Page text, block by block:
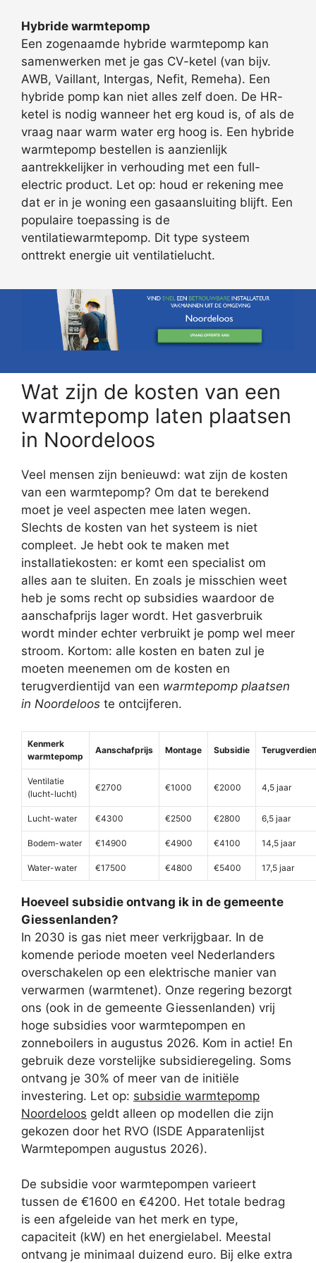
Hybride warmtepomp
Een zogenaamde hybride warmtepomp kan
samenwerken met je gas CV-ketel (van bijv.
AWB, Vaillant, Intergas, Nefit, Remeha). Een
hybride pomp kan niet alles zelf doen. De HR-
ketel is nodig wanneer het erg koud is, of als de
vraag naar warm water erg hoog is. Een hybride
warmtepomp bestellen is aanzienlijk
aantrekkelijker in verhouding met een full-
electric product. Let op: houd er rekening mee
dat er in je woning een gasaansluiting blijft. Een
populaire toepassing is de
ventilatiewarmtepomp. Dit type systeem
onttrekt energie uit ventilatielucht.
Wat zijn de kosten van een
warmtepomp laten plaatsen
in Noordeloos
Veel mensen zijn benieuwd: wat zijn de kosten
van een warmtepomp? Om dat te berekend
moet je veel aspecten mee laten wegen.
Slechts de kosten van het systeem is niet
compleet. Je hebt ook te maken met
installatiekosten: er komt een specialist om
alles aan te sluiten. En zoals je misschien weet
heb je soms recht op subsidies waardoor de
aanschafprijs lager wordt. Het gasverbruik
wordt minder echter verbruikt je pomp wel meer
stroom. Kortom: alle kosten en baten zul je
moeten meenemen om de kosten en
terugverdientijd van een warmtepomp plaatsen
in Noordeloos te ontcijferen.
Kenmerk
warmtepomp
Aanschafprijs Montage Subsidie
Ventilatie
(lucht-lucht)
€2700 €1000 €2000 4,5 jaar
Lucht-water €4300 €2500 €2800 6,5 jaar
Bodem-water €14900 €4900 €4100 14,5 jaar
Water-water €17500 €4800 €5400 17,5 jaar
Hoeveel subsidie ontvang ik in de gemeente
Giessenlanden?
In 2030 is gas niet meer verkrijgbaar. In de
komende periode moeten veel Nederlanders
overschakelen op een elektrische manier van
verwarmen (warmtenet). Onze regering bezorgt
ons (ook in de gemeente Giessenlanden) vrij
hoge subsidies voor warmtepompen en
zonneboilers in augustus 2026. Kom in actie! En
gebruik deze vorstelijke subsidieregeling. Soms
ontvang je 30% of meer van de initiële
investering. Let op: subsidie warmtepomp
Noordeloos geldt alleen op modellen die zijn
gekozen door het RVO (ISDE Apparatenlijst
Warmtepompen augustus 2026).
De subsidie voor warmtepompen varieert
tussen de €1600 en €4200. Het totale bedrag
is een afgeleide van het merk en type,
capaciteit (kW) en het energielabel. Meestal
ontvang je minimaal duizend euro. Bij elke extra